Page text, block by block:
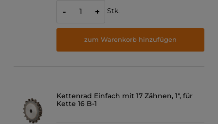
- + Stk.
zum Warenkorb hinzufügen
Kettenrad Einfach mit 17 Zähnen, 1", für
Kette 16 B-1